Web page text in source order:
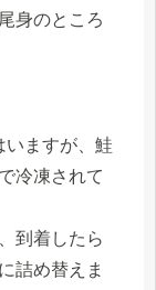
身のところ
いますが、鮭
冷凍されて
到着したら
詰め替えま